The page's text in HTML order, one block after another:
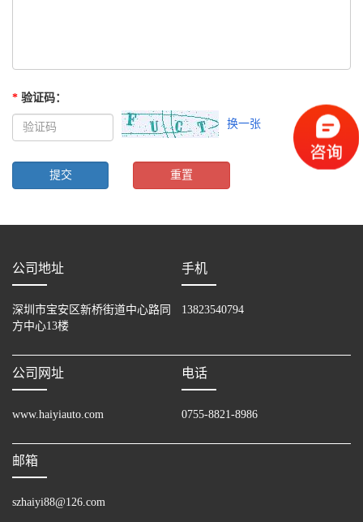
* 验证码：
换一张
公司地址
深圳市宝安区新桥街道中心路同
方中心13楼
手机
13823540794
公司网址
www.haiyiauto.com
电话
0755-8821-8986
邮箱
szhaiyi88@126.com